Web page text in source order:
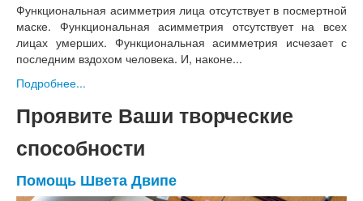
Функциональная асимметрия лица отсутствует в посмертной
маске. Функциональная асимметрия отсутствует на всех
лицах умерших. Функциональная асимметрия исчезает с
последним вздохом человека. И, наконе...
Подробнее...
Проявите Ваши творческие
способности
Помощь Швета Двипе